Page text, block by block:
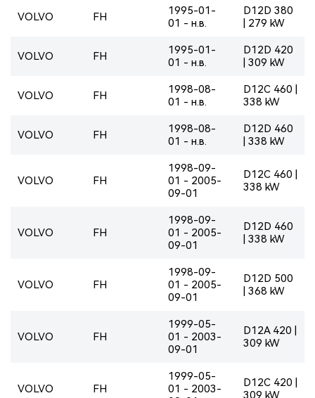
VOLVO FH
1995-01-
01 - н.в.
D12D 380
| 279 kW
VOLVO FH
1995-01-
01 - н.в.
D12D 420
| 309 kW
VOLVO FH
1998-08-
01 - н.в.
D12C 460 |
338 kW
VOLVO FH
1998-08-
01 - н.в.
D12D 460
| 338 kW
VOLVO FH
1998-09-
01 - 2005-
09-01
D12C 460 |
338 kW
VOLVO FH
1998-09-
01 - 2005-
09-01
D12D 460
| 338 kW
VOLVO FH
1998-09-
01 - 2005-
09-01
D12D 500
| 368 kW
VOLVO FH
1999-05-
01 - 2003-
09-01
D12A 420 |
309 kW
VOLVO FH
1999-05-
01 - 2003-
D12C 420 |
309 kW